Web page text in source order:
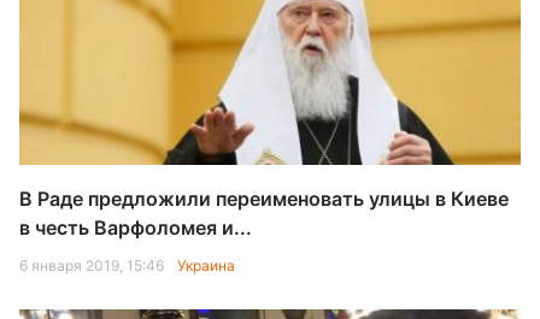
В Раде предложили переименовать улицы в Киеве
в честь Варфоломея и...
6 января 2019, 15:46 Украина